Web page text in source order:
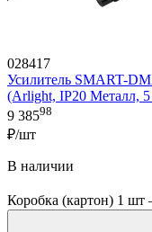
028417
Усилитель SMART-
(Arlight, IP20 Металл, 5
9 38598
₽/шт
В наличии
Коробка (картон) 1